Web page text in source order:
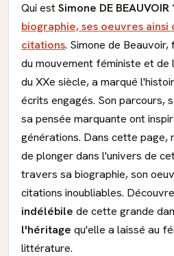
Qui estSimone DE BEAUVOIR
biographie, ses oeuvres
citations. Simone de
du mouvement féministe et
du XXe siècle, a marqué
écrits engagés. Son parcours,
sa pensée marquante ont
générations. Dans cette page,
de plonger dans l'univers de
travers sa biographie, son
citations inoubliables.
indélébile de cette grande
l'héritage qu'elle a laissé au
littérature.